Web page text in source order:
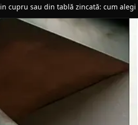
cupru sau din tablă zincată: cum alegi